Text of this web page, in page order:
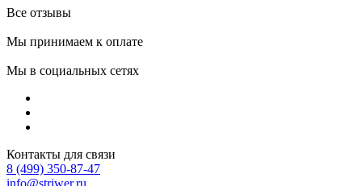
Все отзывы
Мы принимаем к оплате
Мы в социальных сетях
Контакты для связи
8 (499) 350-87-47
info@striwer.ru